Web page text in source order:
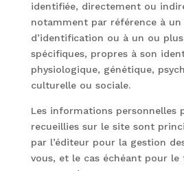
identifiée, directement ou
notamment par référence à
d’identification ou à un ou
spécifiques, propres à son
physiologique, génétique,
culturelle ou sociale.
Les informations personnelles
recueillies sur le site sont
par l’éditeur pour la gestion
vous, et le cas échéant pour